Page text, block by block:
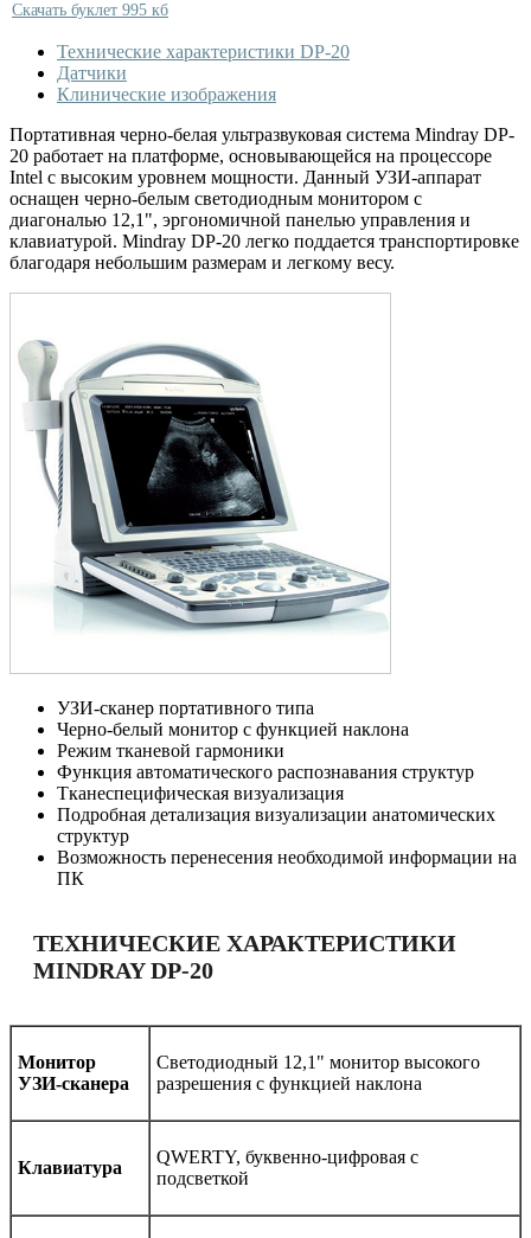
Скачать буклет 995 кб
Технические характеристики DP-20
Датчики
Клинические изображения
Портативная черно-белая ультразвуковая система Mindray DP-
20 работает на платформе, основывающейся на процессоре
Intel с высоким уровнем мощности. Данный УЗИ-аппарат
оснащен черно-белым светодиодным монитором с
диагональю 12,1", эргономичной панелью управления и
клавиатурой. Mindray DP-20 легко поддается транспортировке
благодаря небольшим размерам и легкому весу.
УЗИ-сканер портативного типа
Черно-белый монитор с функцией наклона
Режим тканевой гармоники
Функция автоматического распознавания структур
Тканеспецифическая визуализация
Подробная детализация визуализации анатомических
структур
Возможность перенесения необходимой информации на
ПК
ТЕХНИЧЕСКИЕ ХАРАКТЕРИСТИКИ
MINDRAY DP-20
Монитор
УЗИ-сканера
Светодиодный 12,1" монитор высокого
разрешения с функцией наклона
Клавиатура
QWERTY, буквенно-цифровая с
подсветкой